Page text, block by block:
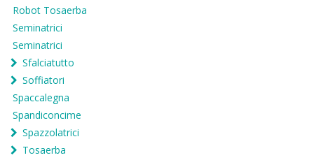
Robot Tosaerba
Seminatrici
Seminatrici
Sfalciatutto
Soffiatori
Spaccalegna
Spandiconcime
Spazzolatrici
Tosaerba